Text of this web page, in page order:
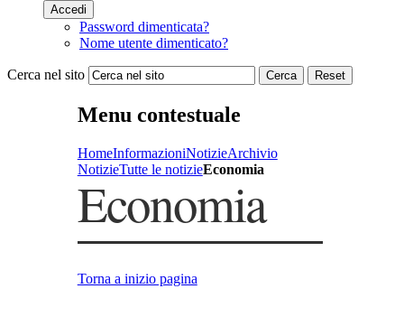
Accedi
Password dimenticata?
Nome utente dimenticato?
Cerca nel sito Cerca Reset
Menu contestuale
HomeInformazioniNotizieArchivio
NotizieTutte le notizieEconomia
Economia
Torna a inizio pagina